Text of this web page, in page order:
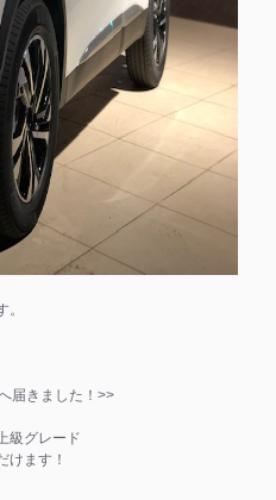
届きました！>>
級グレード
けます！